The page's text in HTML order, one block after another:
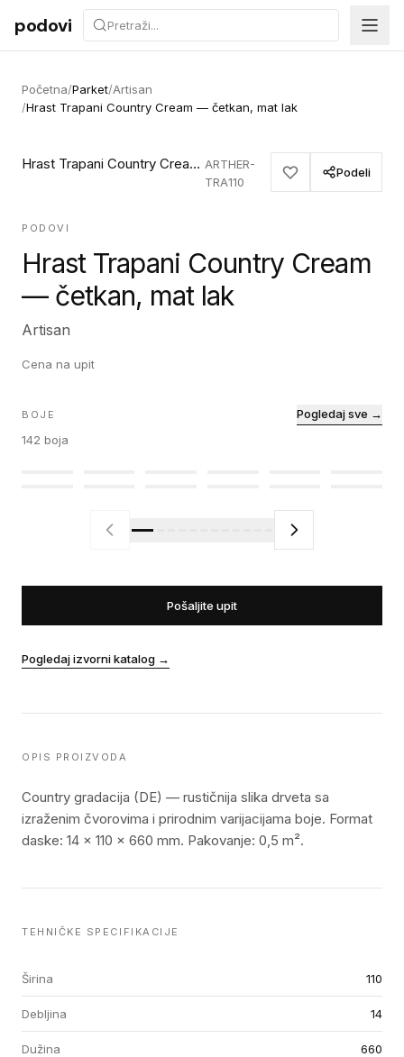
Preskoči na sadržaj
podovi
Početna/Parket/Artisan
/Hrast Trapani Country Cream — četkan, mat lak
Hrast Trapani Country Cream — četkan, mat lak ARTHER-
TRA110
Podeli
PODOVI
Hrast Trapani Country Cream
— četkan, mat lak
Artisan
Cena na upit
BOJE
142 boja
Pogledaj sve →
Pošaljite upit
Pogledaj izvorni katalog →
OPIS PROIZVODA
Country gradacija (DE) — rustičnija slika drveta sa
izraženim čvorovima i prirodnim varijacijama boje. Format
daske: 14 × 110 × 660 mm. Pakovanje: 0,5 m².
TEHNIČKE SPECIFIKACIJE
Širina 110
Debljina 14
Dužina 660